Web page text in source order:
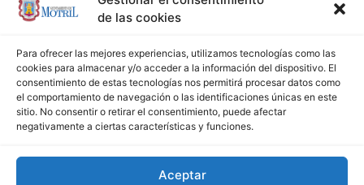
de las cookies
Para ofrecer las mejores experiencias, utilizamos tecnologías como las
cookies para almacenar y/o acceder a la información del dispositivo. El
consentimiento de estas tecnologías nos permitirá procesar datos como
el comportamiento de navegación o las identificaciones únicas en este
sitio. No consentir o retirar el consentimiento, puede afectar
negativamente a ciertas características y funciones.
Aceptar